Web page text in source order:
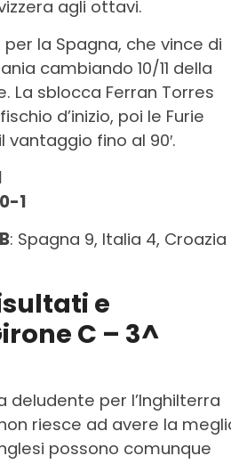
agli ottavi.
la Spagna, che vince di
cambiando 10/11 della
La sblocca Ferran Torres
d’inizio, poi le Furie
fino al 90′.
0-1
: Spagna 9, Italia 4, Croazia
e
C – 3^
deludente per l’Inghilterra
riesce ad avere la
possono comunque